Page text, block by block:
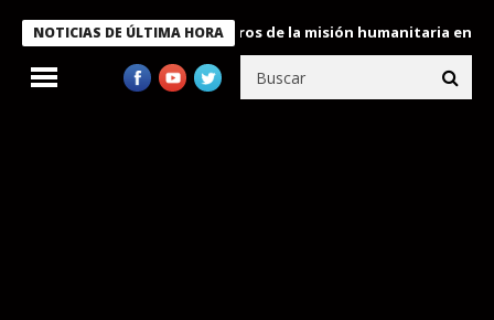
NOTICIAS DE ÚLTIMA HORA
Bukele condecora a miembros de la misión humanitaria enviada a